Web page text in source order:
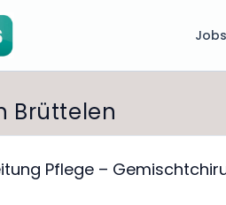
Jobs
Brüttelen
Pflege –